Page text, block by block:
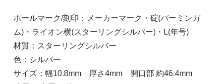
ホールマーク/刻印：メーカーマーク・碇(バーミンガ
ム)・ライオン横(スターリングシルバー)・L(年号)
材質：スターリングシルバー
色：シルバー
サイズ：幅10.8mm 厚さ4mm 開口部 約46.4mm